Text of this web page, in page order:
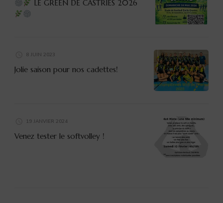
LE GREEN DE CASTRIES 2026
8 JUIN 2023
Jolie saison pour nos cadettes!
19 JANVIER 2024
Venez tester le softvolley !